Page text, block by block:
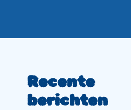
Recente
berichten